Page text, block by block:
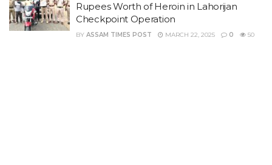
Rupees Worth of Heroin in Lahorijan
Checkpoint Operation
BY ASSAM TIMES POST MARCH 22, 2025 0 50